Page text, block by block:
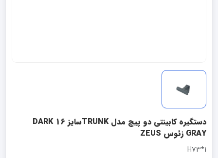
دستگیره کابینتی دو پیچ مدل TRUNKسایز 16 DARK
GRAY زئوس ZEUS
1*H73